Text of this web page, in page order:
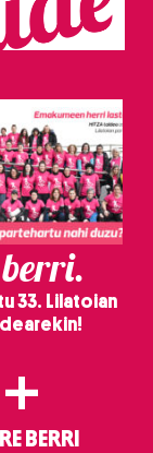
Gehiago
33. Lilatoian
+
BERRI